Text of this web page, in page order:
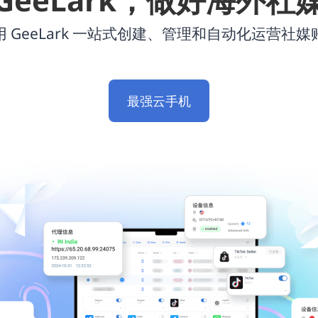
GeeLark 一站式创建、管理和自动化运营社媒
最强云手机